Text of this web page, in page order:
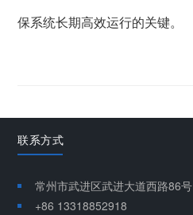
保系统长期高效运行的关键。
联系方式
常州市武进区武进大道西路86号
+86 13318852918